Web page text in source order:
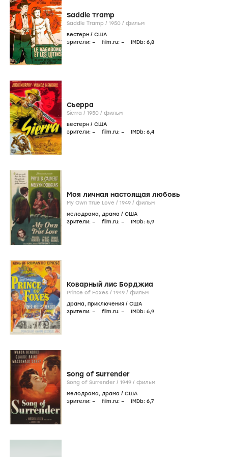
Saddle Tramp
Saddle Tramp / 1950 / фильм
вестерн / США
зрители: – film.ru: – IMDb: 6,8
Сьерра
Sierra / 1950 / фильм
вестерн / США
зрители: – film.ru: – IMDb: 6,4
Моя личная настоящая любовь
My Own True Love / 1949 / фильм
мелодрама, драма / США
зрители: – film.ru: – IMDb: 5,9
Коварный лис Борджиа
Prince of Foxes / 1949 / фильм
драма, приключения / США
зрители: – film.ru: – IMDb: 6,9
Song of Surrender
Song of Surrender / 1949 / фильм
мелодрама, драма / США
зрители: – film.ru: – IMDb: 6,7